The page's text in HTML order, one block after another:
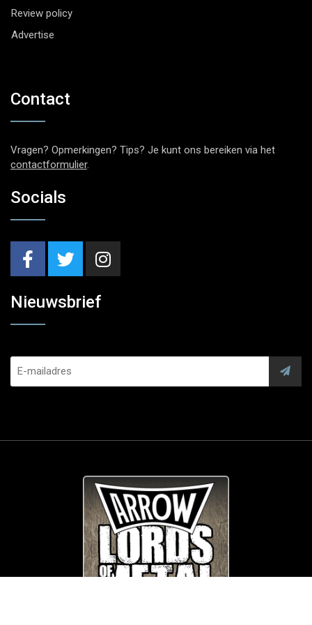
Review policy
Advertise
Contact
Vragen? Opmerkingen? Tips? Je kunt ons bereiken via het
contactformulier.
Socials
Nieuwsbrief